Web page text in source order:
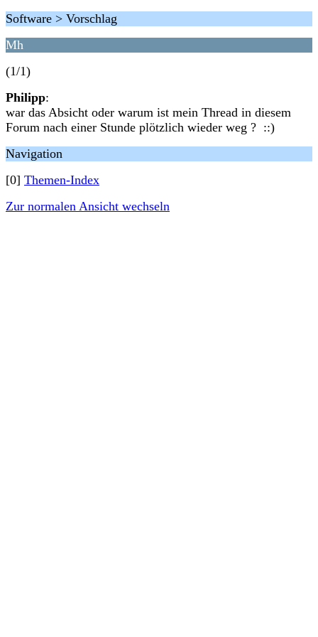
Software > Vorschlag
Mh
(1/1)
Philipp:
war das Absicht oder warum ist mein Thread in diesem
Forum nach einer Stunde plötzlich wieder weg ? ::)
Navigation
[0] Themen-Index
Zur normalen Ansicht wechseln